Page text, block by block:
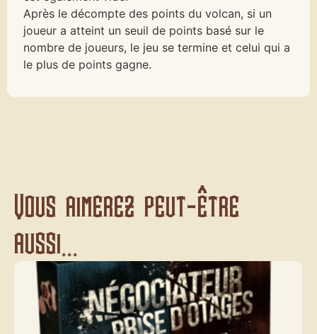
Après le décompte des points du volcan, si un
joueur a atteint un seuil de points basé sur le
nombre de joueurs, le jeu se termine et celui qui a
le plus de points gagne.
Vous aimerez peut-être
aussi...